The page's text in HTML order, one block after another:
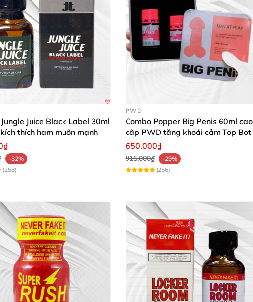
Juice Black Label 30ml
thích ham muốn mạnh
-32%
(258)
PWD
Combo Popper Big Penis 60ml cao
cấp PWD tăng khoái cảm Top Bot
650.000₫
915.000₫
-29%
(256)